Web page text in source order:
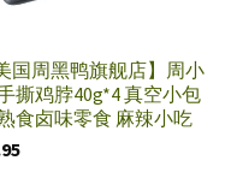
国周黑鸭旗舰店】周小
撕鸡脖40g*4 真空小包
食卤味零食 麻辣小吃